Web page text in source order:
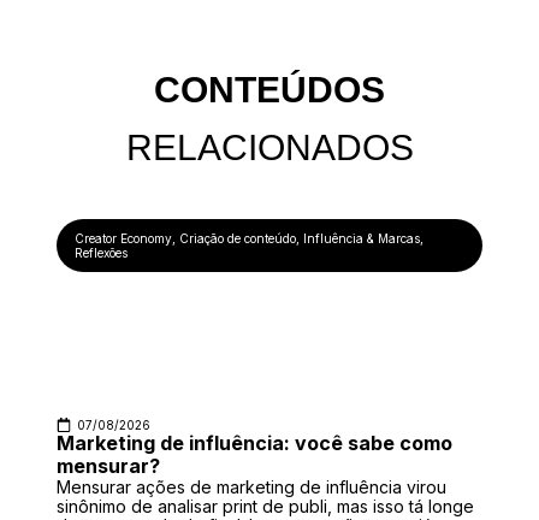
CONTEÚDOS
RELACIONADOS
Creator Economy, Criação de conteúdo, Influência & Marcas,
Reflexões
07/08/2026
Marketing de influência: você sabe como
mensurar?
Mensurar ações de marketing de influência virou
sinônimo de analisar print de publi, mas isso tá longe